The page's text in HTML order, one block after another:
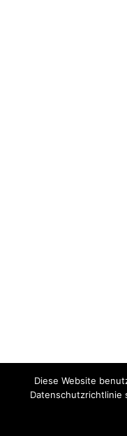
Diese Website
Datenschutzrichtlinie